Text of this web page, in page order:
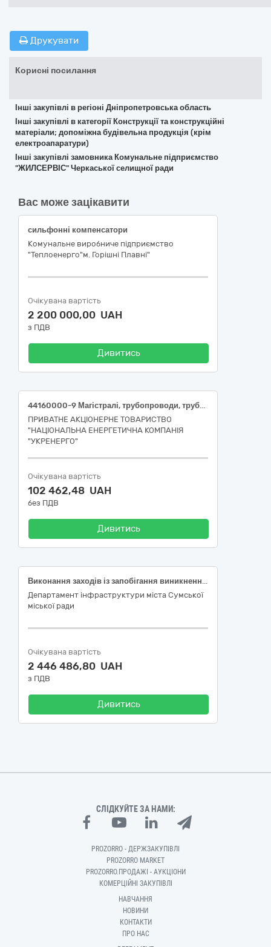
Друкувати
Корисні посилання
Інші закупівлі в регіоні Дніпропетровська область
Інші закупівлі в категорії Конструкції та конструкційні
матеріали; допоміжна будівельна продукція (крім
електроапаратури)
Інші закупівлі замовника Комунальне підприємство
"ЖИЛСЕРВІС" Черкаської селищної ради
Вас може зацікавити
сильфонні компенсатори
Комунальне виробниче підприємство
"Теплоенерго"м. Горішні Плавні"
Очікувана вартість
2 200 000,00 UAH
з ПДВ
Дивитись
44160000-9 Магістралі, трубопроводи, труби, обсадні труби, тюбінги та супутні вироби Металорукав (для БудРем)
ПРИВАТНЕ АКЦІОНЕРНЕ ТОВАРИСТВО
"НАЦІОНАЛЬНА ЕНЕРГЕТИЧНА КОМПАНІЯ
"УКРЕНЕРГО"
Очікувана вартість
102 462,48 UAH
без ПДВ
Дивитись
Виконання заходів із запобігання виникненню надзвичайних ситуацій техногенного, природного, соціального характеру (придбання матеріалів і обладнання, що здійснюються за підтримки United Nations Children’s Fund (ЮНІСЕФ))
Департамент інфраструктури міста Сумської
міської ради
Очікувана вартість
2 446 486,80 UAH
з ПДВ
Дивитись
СЛІДКУЙТЕ ЗА НАМИ:
PROZORRO - ДЕРЖЗАКУПІВЛІ
PROZORRO MARKET
PROZORRO.ПРОДАЖІ - АУКЦІОНИ
КОМЕРЦІЙНІ ЗАКУПІВЛІ
НАВЧАННЯ
НОВИНИ
КОНТАКТИ
ПРО НАС